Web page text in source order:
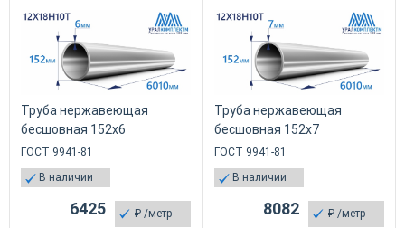
Труба нержавеющая
бесшовная 152х6
ГОСТ 9941-81
В наличии
₽/метр
6425
Труба нержавеющая
бесшовная 152х7
ГОСТ 9941-81
В наличии
₽/метр
8082